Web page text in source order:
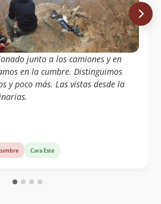
junto a los camiones y en
en la cumbre. Distinguimos
y poco más. Las vistas desde la
Cara Este